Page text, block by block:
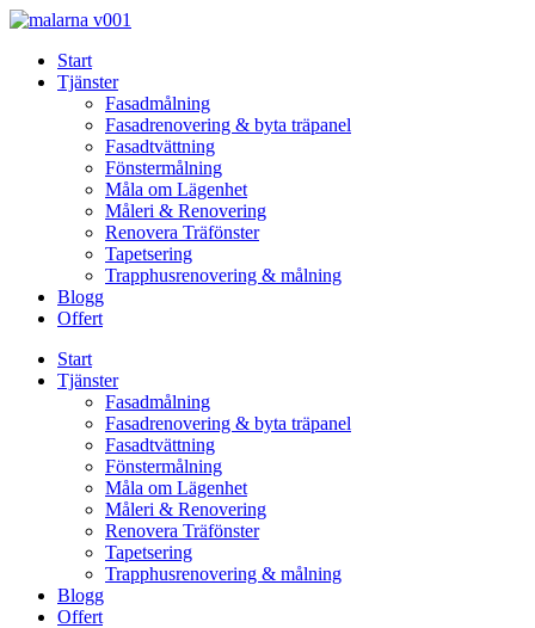
Skip
contentStart
Tjänster
Fasadmålning
Fasadrenovering & byta träpanel
Fasadtvättning
Fönstermålning
Måla om Lägenhet
Måleri & Renovering
Renovera Träfönster
Tapetsering
Trapphusrenovering & målning
Blogg
Offert
Start
Tjänster
Fasadmålning
Fasadrenovering & byta träpanel
Fasadtvättning
Fönstermålning
Måla om Lägenhet
Måleri & Renovering
Renovera Träfönster
Tapetsering
Trapphusrenovering & målning
Blogg
Offert